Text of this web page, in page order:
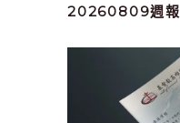
20260809週報